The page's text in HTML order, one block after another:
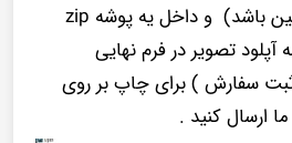
آپلود تصویر در فرم نهایی
سفارش ) برای چاپ بر روی
ارسال کنید .